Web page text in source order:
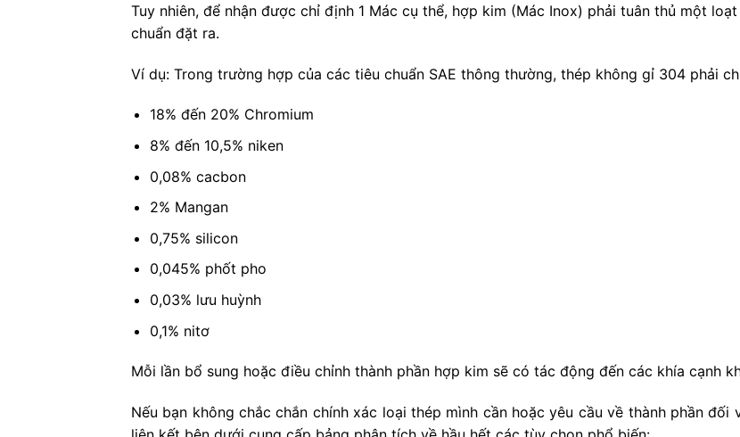
Tuy nhiên, để nhận được chỉ định 1 Mác cụ thể, hợp kim (Mác Inox) phải tuân thủ một
chuẩn đặt ra.
Ví dụ: Trong trường hợp của các tiêu chuẩn SAE thông thường, thép không gỉ 304 phải
18% đến 20% Chromium
8% đến 10,5% niken
0,08% cacbon
2% Mangan
0,75% silicon
0,045% phốt pho
0,03% lưu huỳnh
0,1% nitơ
Mỗi lần bổ sung hoặc điều chỉnh thành phần hợp kim sẽ có tác động đến các khía cạnh
Nếu bạn không chắc chắn chính xác loại thép mình cần hoặc yêu cầu về thành phần